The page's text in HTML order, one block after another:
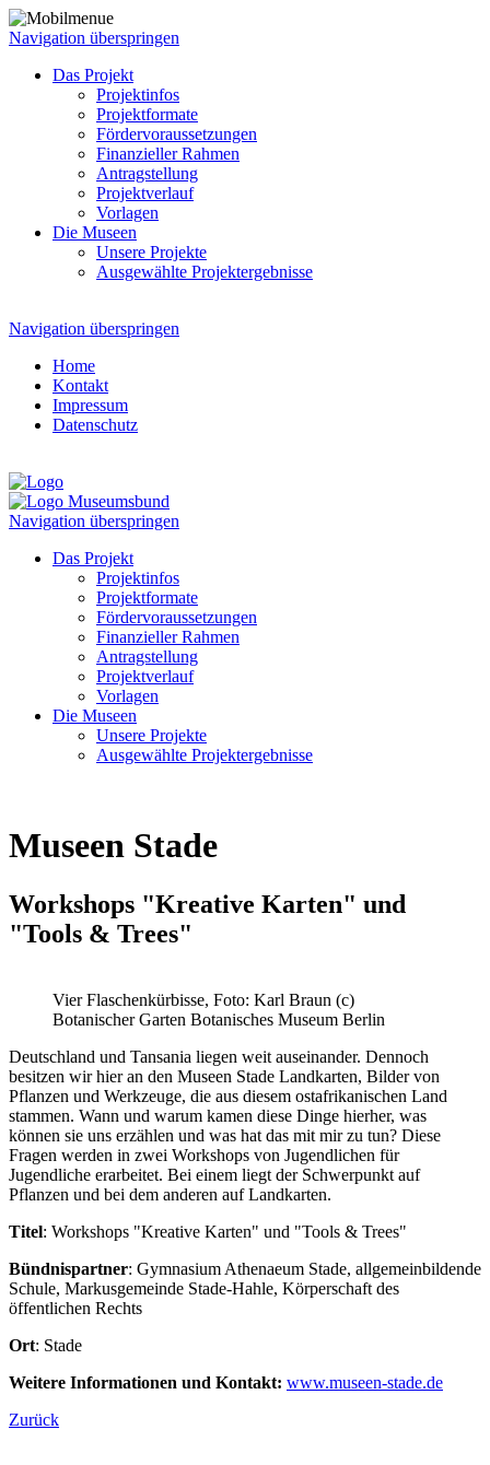
Navigation überspringen
Das Projekt
Projektinfos
Projektformate
Fördervoraussetzungen
Finanzieller Rahmen
Antragstellung
Projektverlauf
Vorlagen
Die Museen
Unsere Projekte
Ausgewählte Projektergebnisse
Navigation überspringen
Home
Kontakt
Impressum
Datenschutz
Navigation überspringen
Das Projekt
Projektinfos
Projektformate
Fördervoraussetzungen
Finanzieller Rahmen
Antragstellung
Projektverlauf
Vorlagen
Die Museen
Unsere Projekte
Ausgewählte Projektergebnisse
Museen Stade
Workshops "Kreative Karten" und
"Tools & Trees"
Vier Flaschenkürbisse, Foto: Karl Braun (c)
Botanischer Garten Botanisches Museum Berlin
Deutschland und Tansania liegen weit auseinander. Dennoch
besitzen wir hier an den Museen Stade Landkarten, Bilder von
Pflanzen und Werkzeuge, die aus diesem ostafrikanischen Land
stammen. Wann und warum kamen diese Dinge hierher, was
können sie uns erzählen und was hat das mit mir zu tun? Diese
Fragen werden in zwei Workshops von Jugendlichen für
Jugendliche erarbeitet. Bei einem liegt der Schwerpunkt auf
Pflanzen und bei dem anderen auf Landkarten.
Titel: Workshops "Kreative Karten" und "Tools & Trees"
Bündnispartner: Gymnasium Athenaeum Stade, allgemeinbildende
Schule, Markusgemeinde Stade-Hahle, Körperschaft des
öffentlichen Rechts
Ort: Stade
Weitere Informationen und Kontakt: www.museen-stade.de
Zurück